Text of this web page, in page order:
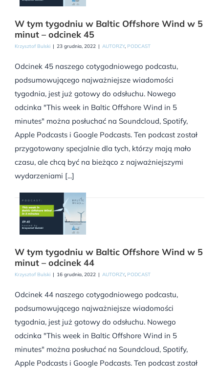
W tym tygodniu w Baltic Offshore Wind w 5
minut – odcinek 45
Krzysztof Bulski | 23 grudnia, 2022 | AUTORZY, PODCAST
Odcinek 45 naszego cotygodniowego podcastu,
podsumowującego najważniejsze wiadomości
tygodnia, jest już gotowy do odsłuchu. Nowego
odcinka "This week in Baltic Offshore Wind in 5
minutes" można posłuchać na Soundcloud, Spotify,
Apple Podcasts i Google Podcasts. Ten podcast został
przygotowany specjalnie dla tych, którzy mają mało
czasu, ale chcą być na bieżąco z najważniejszymi
wydarzeniami [...]
W tym tygodniu w Baltic Offshore Wind w 5
minut – odcinek 44
Krzysztof Bulski | 16 grudnia, 2022 | AUTORZY, PODCAST
Odcinek 44 naszego cotygodniowego podcastu,
podsumowującego najważniejsze wiadomości
tygodnia, jest już gotowy do odsłuchu. Nowego
odcinka "This week in Baltic Offshore Wind in 5
minutes" można posłuchać na Soundcloud, Spotify,
Apple Podcasts i Google Podcasts. Ten podcast został